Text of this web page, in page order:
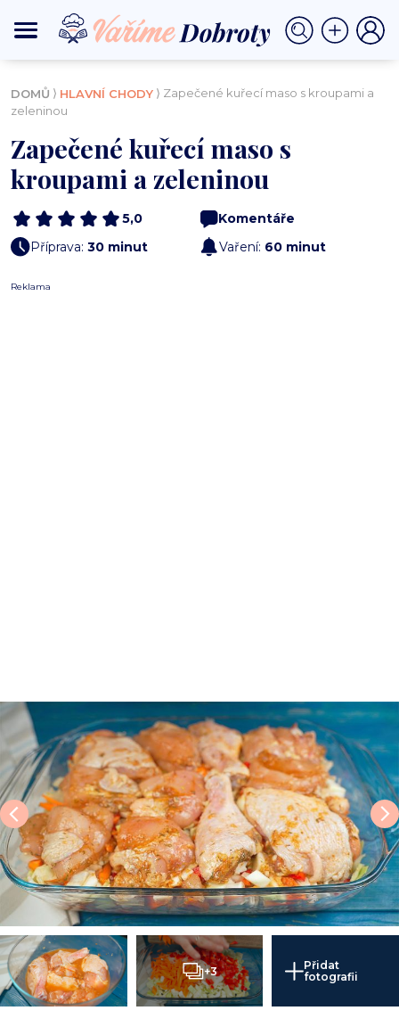
DOMŮ ⟩ HLAVNÍ CHODY ⟩ Zapečené kuřecí maso s kroupami a
zeleninou
Zapečené kuřecí maso s
kroupami a zeleninou
5,0
Komentáře
Příprava: 30 minut Vaření: 60 minut
Reklama
+3
Přidat
fotografii